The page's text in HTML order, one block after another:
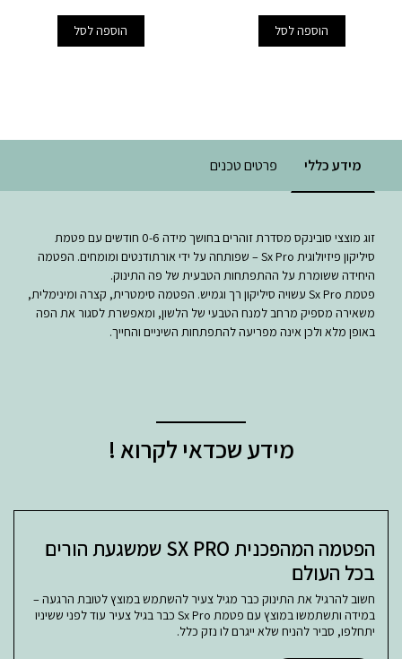
הוספה לסל
₪50.
₪35.
הוספה לסל
מידע כללי פרטים טכנים
זוג מוצצי סובינקס מסדרת זוהרים בחושך מידה 0-6 חודשים עם פטמת
סיליקון פיזיולוגית Sx Pro – שפותחה על ידי אורתודנטים ומומחים. הפטמה
היחידה ששומרת על ההתפתחות הטבעית של פה התינוק.
פטמת Sx Pro עשויה סיליקון רך וגמיש. הפטמה סימטרית, קצרה ומינימלית,
משאירה מספיק מרחב למנח הטבעי של הלשון, ומאפשרת לסגור את הפה
באופן מלא ולכן אינה מפריעה להתפתחות השיניים והחייך.
מידע שכדאי לקרוא !
הפטמה המהפכנית SX PRO שמשגעת הורים
בכל העולם
חשוב להרגיל את התינוק כבר מגיל צעיר להשתמש במוצץ לטובת הרגעה –
במידה ותשתמשו במוצץ עם פטמת Sx Pro כבר בגיל צעיר עוד לפני ששיניו
יתחלפו, סביר להניח שלא ייגרם לו נזק כלל.